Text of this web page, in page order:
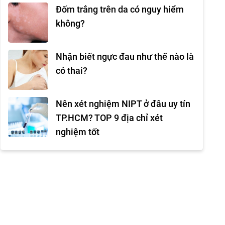
Đốm trắng trên da có nguy hiểm
không?
Nhận biết ngực đau như thế nào là
có thai?
Nên xét nghiệm NIPT ở đâu uy tín
TP.HCM? TOP 9 địa chỉ xét
nghiệm tốt